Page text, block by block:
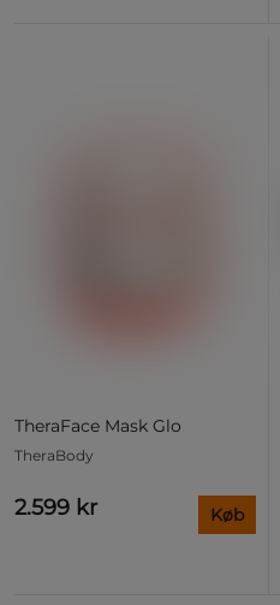
TheraFace Mask Glo
TheraBody
2.599 kr Køb